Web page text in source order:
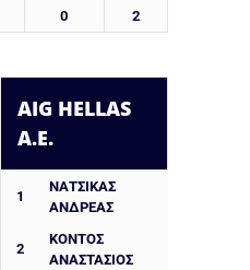
0 2
AIG HELLAS
A.E.
1
ΝΑΤΣΙΚΑΣ
ΑΝΔΡΕΑΣ
2
ΚΟΝΤΟΣ
ΑΝΑΣΤΑΣΙΟΣ